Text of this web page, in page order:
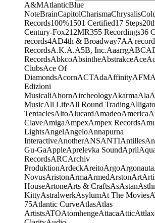
A&MAtlanticBlue
NoteBrainCapitolCharismaChrysalis
Records100%1501 Certified17 Steps
Century-Fox21 2MR355 Recordings36
records4AD4th & Broadway7AA
RecordsA.K.A.A5B, Inc.AaarrgABC
RecordsAbkcoAbsintheAbstrakceAce
ClubsAce Of
DiamondsAcornACTAdaAffinityAFM
Edizioni
MusicaliAhornAircheologyAkarmaAla
MusicAll LifeAll Round Trading
TentaclesAltoAlucardAmadeoAmerica
ClaveAmigaAmpexAmpex Records
LightsAngelAngeloAnnapurna
InteractiveAnotherANSANTIAntilles
Gu-GaAppleAprelevka SoundApril
RecordsARCArchiv
ProduktionArdeckAreitoArgoArgonauta
NovusAristonArmaArmedArstonArt
HouseArtoneArts & CraftsAsAstan
KittyAstralwerkAsylumAt The Movies
75Atlantic CurveAtlasAtlas
ArtistsATOAtomhengeAttacaAttic